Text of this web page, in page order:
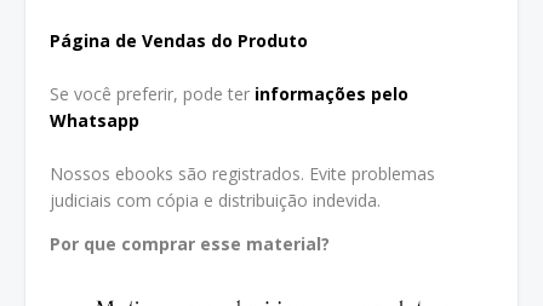
Página de Vendas do Produto
Se você preferir, pode ter informações pelo
Whatsapp
Nossos ebooks são registrados. Evite problemas
judiciais com cópia e distribuição indevida.
Por que comprar esse material?